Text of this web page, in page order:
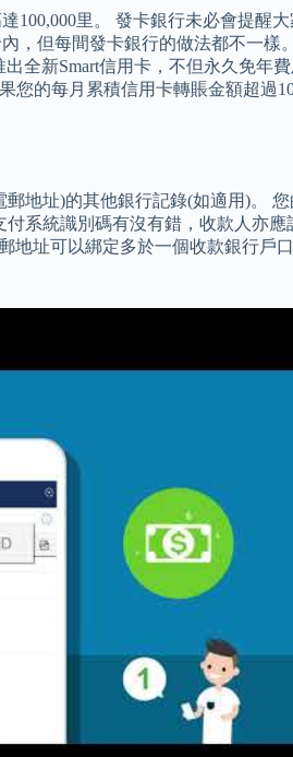
里。 發卡銀行未必會提醒
但每間發卡銀行的做法都不一樣
全新Smart信用卡，不但永久免年
的每月累積信用卡轉賬金額超過
地址)的其他銀行記錄(如適用)。
系統識別碼有沒有錯，收款人亦
址可以綁定多於一個收款銀行戶